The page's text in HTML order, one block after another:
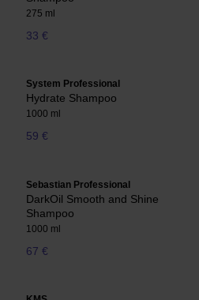
275 ml
33 €
System Professional
Hydrate Shampoo
1000 ml
59 €
Sebastian Professional
DarkOil Smooth and Shine
Shampoo
1000 ml
67 €